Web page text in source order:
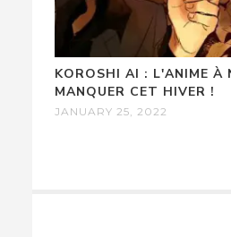
KOROSHI AI : L'ANIME À
MANQUER CET HIVER !
JANUARY 25, 2022